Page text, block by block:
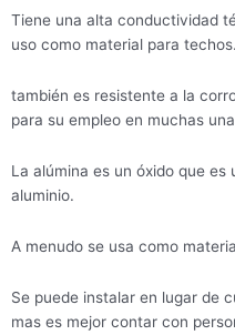
Tiene una alta conductividad
uso como material para techos.
también es resistente a la
para su empleo en muchas
La alúmina es un óxido que
aluminio.
A menudo se usa como
Se puede instalar en lugar de
mas es mejor contar con